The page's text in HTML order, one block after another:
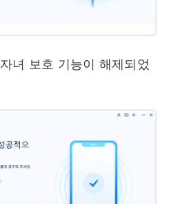
녀 보호 기능이 해제되었